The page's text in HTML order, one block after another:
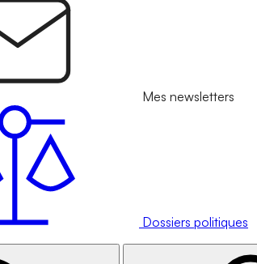
Mes newsletters
Dossiers politiques